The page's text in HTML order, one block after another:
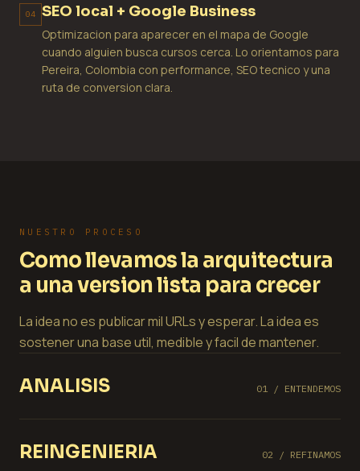
04 SEO local + Google Business
Optimizacion para aparecer en el mapa de Google
cuando alguien busca cursos cerca. Lo orientamos para
Pereira, Colombia con performance, SEO tecnico y una
ruta de conversion clara.
NUESTRO PROCESO
Como llevamos la arquitectura
a una version lista para crecer
La idea no es publicar mil URLs y esperar. La idea es
sostener una base util, medible y facil de mantener.
ANALISIS 01 / ENTENDEMOS
REINGENIERIA 02 / REFINAMOS